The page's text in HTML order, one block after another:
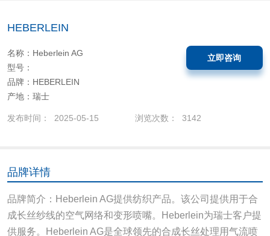
HEBERLEIN
名称：Heberlein AG
型号：
品牌：HEBERLEIN
产地：瑞士
立即咨询
发布时间： 2025-05-15 浏览次数： 3142
品牌详情
品牌简介：Heberlein AG提供纺织产品。该公司提供用于合
成长丝纱线的空气网络和变形喷嘴。Heberlein为瑞士客户提
供服务。Heberlein AG是全球领先的合成长丝处理用气流喷